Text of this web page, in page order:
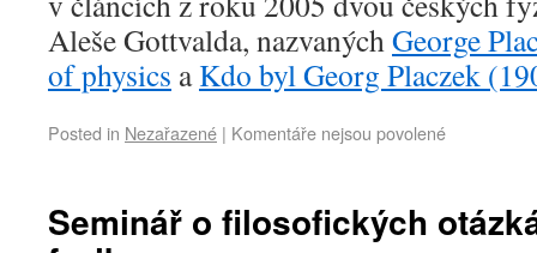
Aleše Gottvalda, nazvanýchGeorge
of physics aKdo byl Georg Placzek
Posted in Nezařazené | Komentáře nejsou povolené
Seminář o filosofických